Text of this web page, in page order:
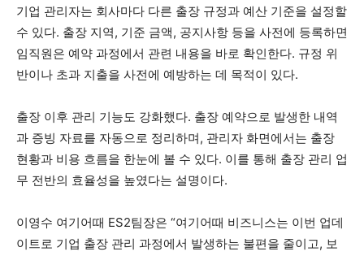
기업 관리자는 회사마다 다른 출장 규정과 예산 기준을 설정할
수 있다. 출장 지역, 기준 금액, 공지사항 등을 사전에 등록하면
임직원은 예약 과정에서 관련 내용을 바로 확인한다. 규정 위
반이나 초과 지출을 사전에 예방하는 데 목적이 있다.
출장 이후 관리 기능도 강화했다. 출장 예약으로 발생한 내역
과 증빙 자료를 자동으로 정리하며, 관리자 화면에서는 출장
현황과 비용 흐름을 한눈에 볼 수 있다. 이를 통해 출장 관리 업
무 전반의 효율성을 높였다는 설명이다.
이영수 여기어때 ES2팀장은 “여기어때 비즈니스는 이번 업데
이트로 기업 출장 관리 과정에서 발생하는 불편을 줄이고, 보